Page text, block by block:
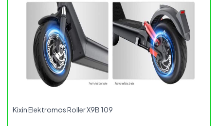
Kixin Elektromos Roller X9B 109